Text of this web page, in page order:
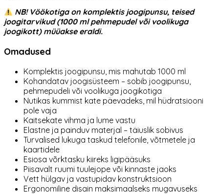
NB! Vöökotiga on komplektis joogipunsu, teised
joogitarvikud (1000 ml pehmepudel või voolikuga
joogikott) müüakse eraldi.
Omadused
Komplektis joogipunsu, mis mahutab 1000 ml
Kohandatav joogisüsteem – sobib joogipunsu,
pehmepudeli või voolikuga joogikotiga
Nutikas kummist kate päevadeks, mil hüdratsiooni
pole vaja
Kaitsekate vihma ja lume vastu
Elastne ja painduv materjal – täiuslik sobivus
Turvalised lukuga taskud telefonile, võtmetele ja
kaartidele
Esiosa võrktasku kiireks ligipääsuks
Piisavalt ruumi tuulejope või kinnaste jaoks
Vett hülgav ja vastupidav konstruktsioon
Ergonomiline disain maksimaalseks mugavuseks